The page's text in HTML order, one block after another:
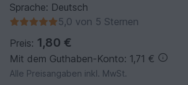
Sprache: Deutsch
5,0 von 5 Sternen
Preis: 1,80 €
Mit dem Guthaben-Konto: 1,71 €
Alle Preisangaben inkl. MwSt.